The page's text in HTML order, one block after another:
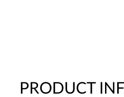
PRODUCT